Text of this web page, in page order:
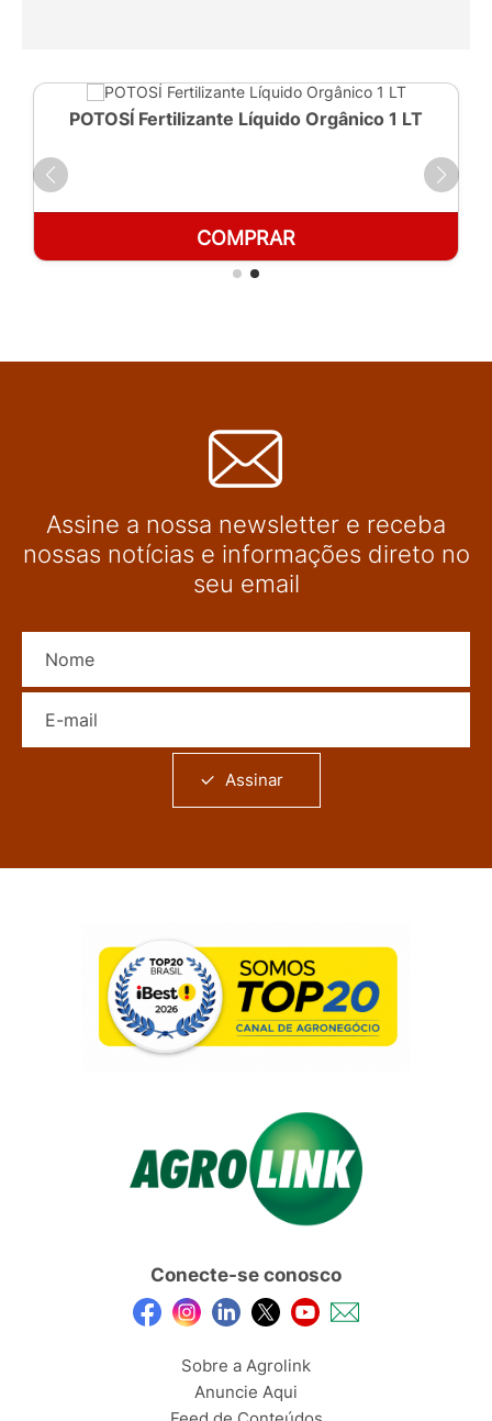
POTOSÍ Fertilizante Líquido Orgânico 1 LT
COMPRAR
Assine a nossa newsletter e receba
nossas notícias e informações direto no
seu email
Assinar
Conecte-se conosco
Sobre a Agrolink
Anuncie Aqui